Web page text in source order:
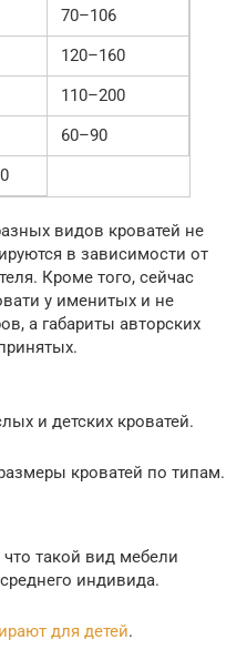
70–106
120–160
110–200
60–90
видов кроватей не
в зависимости от
Кроме того, сейчас
у именитых и не
а габариты авторских
и детских кроватей.
кроватей по типам.
такой вид мебели
индивида.
для детей.